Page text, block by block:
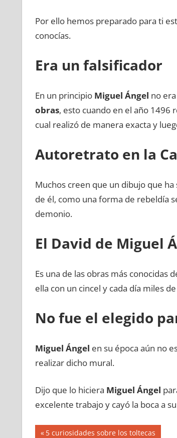
Por ello hemos preparado para ti
conocías.
Era un falsificador
En un principio Miguel Ángel no
obras, esto cuando en el año 1496
cual realizó de manera exacta y
Autoretrato en la
Muchos creen que un dibujo que
de él, como una forma de rebeldía
demonio.
El David de Miguel
Es una de las obras más conocidas
ella con un cincel y cada día miles
No fue el elegido
Miguel Ángel en su época aún no
realizar dicho mural.
Dijo que lo hiciera Miguel Ángel
excelente trabajo y cayó la boca a
Navegación
Entrada
5 curiosidades sobre los toltecas